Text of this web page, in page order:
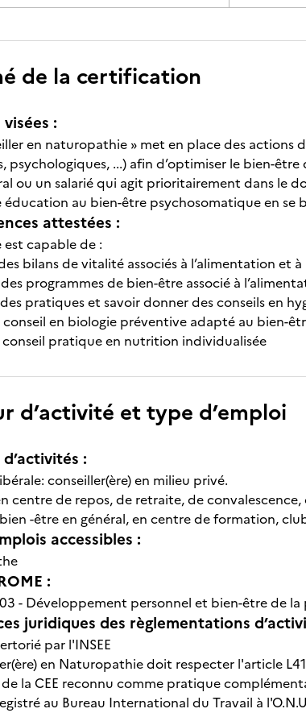
de la certification
:
en naturopathie » met en place des actions
psychologiques, ...) afin d’optimiser le bien-
ou un salarié qui agit prioritairement dans le
éducation au bien-être psychosomatique en se
attestées :
capable de :
bilans de vitalité associés à l’alimentation et
des programmes de bien-être associé à
des pratiques et savoir donner des conseils en
conseil en biologie préventive adapté au bien-
conseil pratique en nutrition individualisée
d’activité et type d’emploi
:
conseiller(ère) en milieu privé.
centre de repos, de retraite, de
-être en général, en centre de formation,
accessibles :
:
- Développement personnel et bien-être de la
juridiques des règlementations
par l'INSEE
en Naturopathie doit respecter l'article
la CEE reconnu comme pratique
au Bureau International du Travail à